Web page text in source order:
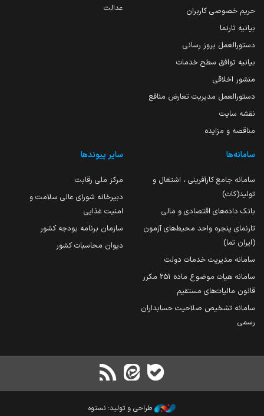
حریم خصوصی کاربران
بیانیه تارنما
دستورالعمل بروز رسانی
بیانیه توافق سطح خدمات
منشور اخلاقی
دستورالعمل مدیریت تعارض منافع
نقشه سایت
مناقصه و مزایده
عدالت
سامانه‌ها
سامانه جامع کارآفرینی ، اشتغال و
تولید(کات)
بانک داده‌های اقتصادی و مالی
تارنمای پنجره واحد محیط‌های آزمون
(ایران تما)
سامانه مدیریت خدمات دولت
سامانه هیات موضوع ماده 251 مکرر
قانون مالیات‌های مستقیم
سامانه تشخیص صلاحیت حسابداران
رسمی
سایر پیوندها
مرکز ملی رقابت
دبیرخانه شورای عالی سلامت و
امنیت غذایی
سازمان برنامه بودجه کشور
دیوان محاسبات کشور
طراحی و تولید: نستوه